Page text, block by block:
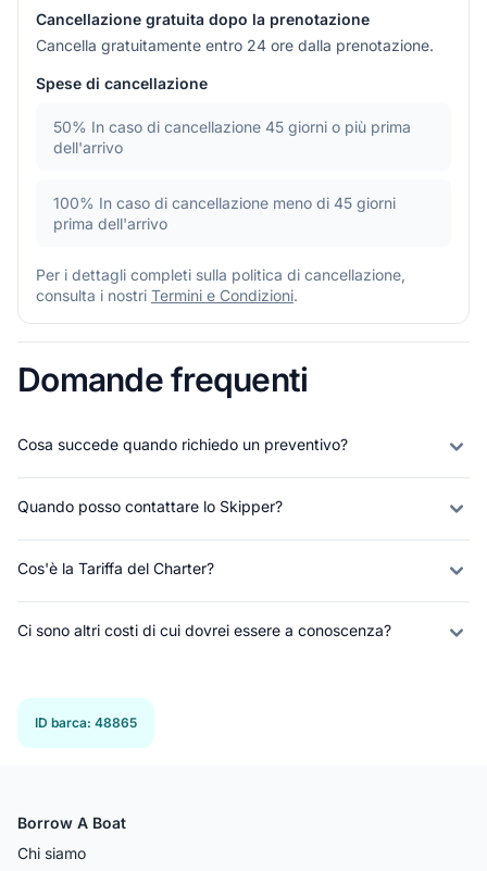
Cancellazione gratuita dopo la prenotazione
Cancella gratuitamente entro 24 ore dalla prenotazione.
Spese di cancellazione
50% In caso di cancellazione 45 giorni o più prima
dell'arrivo
100% In caso di cancellazione meno di 45 giorni
prima dell'arrivo
Per i dettagli completi sulla politica di cancellazione,
consulta i nostri Termini e Condizioni.
Domande frequenti
Cosa succede quando richiedo un preventivo?
Quando posso contattare lo Skipper?
Cos'è la Tariffa del Charter?
Ci sono altri costi di cui dovrei essere a conoscenza?
ID barca: 48865
Borrow A Boat
Chi siamo